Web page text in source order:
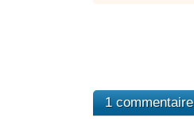
1 commentaire